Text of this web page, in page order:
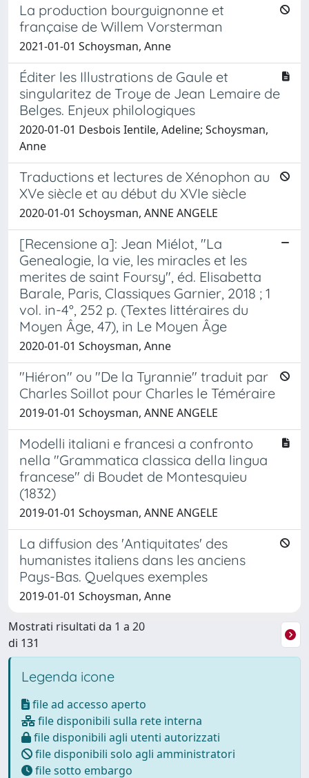
La production bourguignonne et
française de Willem Vorsterman
2021-01-01 Schoysman, Anne
Éditer les Illustrations de Gaule et
singularitez de Troye de Jean Lemaire de
Belges. Enjeux philologiques
2020-01-01 Desbois Ientile, Adeline; Schoysman,
Anne
Traductions et lectures de Xénophon au
XVe siècle et au début du XVIe siècle
2020-01-01 Schoysman, ANNE ANGELE
[Recensione a]: Jean Miélot, "La
Genealogie, la vie, les miracles et les
merites de saint Foursy", éd. Elisabetta
Barale, Paris, Classiques Garnier, 2018 ; 1
vol. in-4°, 252 p. (Textes littéraires du
Moyen Âge, 47), in Le Moyen Âge
2020-01-01 Schoysman, Anne
"Hiéron" ou "De la Tyrannie" traduit par
Charles Soillot pour Charles le Téméraire
2019-01-01 Schoysman, ANNE ANGELE
Modelli italiani e francesi a confronto
nella "Grammatica classica della lingua
francese" di Boudet de Montesquieu
(1832)
2019-01-01 Schoysman, ANNE ANGELE
La diffusion des 'Antiquitates' des
humanistes italiens dans les anciens
Pays-Bas. Quelques exemples
2019-01-01 Schoysman, Anne
Mostrati risultati da 1 a 20
di 131
Legenda icone
file ad accesso aperto
file disponibili sulla rete interna
file disponibili agli utenti autorizzati
file disponibili solo agli amministratori
file sotto embargo